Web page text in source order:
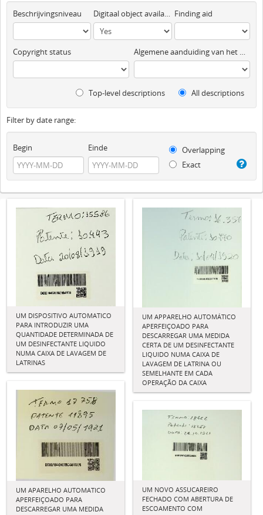
Beschrijvingsniveau Digitaal object available Finding aid
Copyright status Algemene aanduiding van het materiaal
Top-level descriptions All descriptions
Filter by date range:
Begin Einde
Overlapping
Exact
UM DISPOSITIVO AUTOMATICO
PARA INTRODUZIR UMA
QUANTIDADE DETERMINADA DE
UM DESINFECTANTE LIQUIDO
NUMA CAIXA DE LAVAGEM DE
LATRINAS
UM APPARELHO AUTOMÁTICO
APERFEIÇOADO PARA
DESCARREGAR UMA MEDIDA
CERTA DE UM DESINFECTANTE
LIQUIDO NUMA CAIXA DE
LAVAGEM DE LATRINA OU
SEMELHANTE EM CADA
OPERAÇÃO DA CAIXA
UM APARELHO AUTOMATICO
APERFEIÇOADO PARA
DESCARREGAR UMA MEDIDA
UM NOVO ASSUCAREIRO
FECHADO COM ABERTURA DE
ESCOAMENTO COM